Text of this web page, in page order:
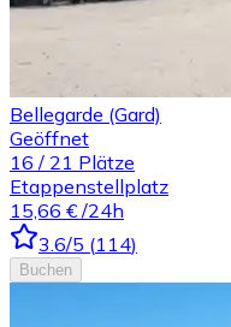
Bellegarde (Gard)
Geöffnet
16 / 21 Plätze
Etappenstellplatz
15,66 € /24h
3.6/5 (114)
Buchen